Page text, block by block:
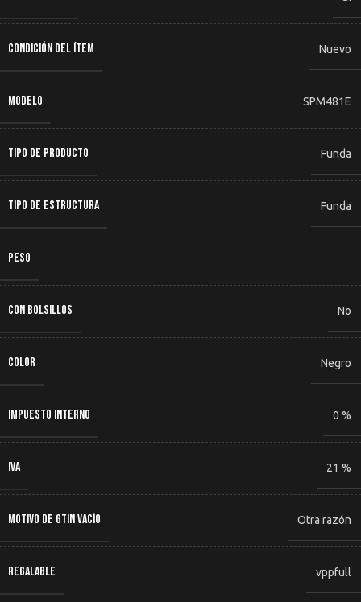
CONDICIÓN DEL ÍTEM Nuevo
MODELO SPM481E
TIPO DE PRODUCTO Funda
TIPO DE ESTRUCTURA Funda
PESO
CON BOLSILLOS No
COLOR Negro
IMPUESTO INTERNO 0 %
IVA 21 %
MOTIVO DE GTIN VACÍO Otra razón
REGALABLE vppfull